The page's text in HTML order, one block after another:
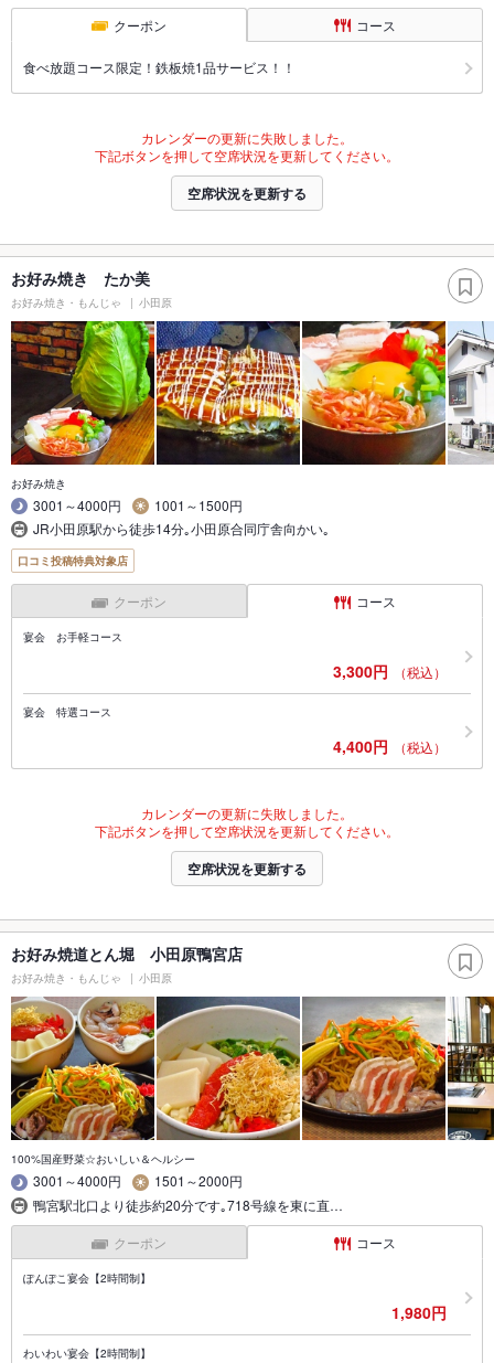
クーポン コース
食べ放題コース限定！鉄板焼1品サービス！！
カレンダーの更新に失敗しました。
下記ボタンを押して空席状況を更新してください。
空席状況を更新する
お好み焼き たか美
お好み焼き・もんじゃ 小田原
お好み焼き
3001～4000円
1001～1500円
JR小田原駅から徒歩14分｡小田原合同庁舎向かい｡
口コミ投稿特典対象店
クーポン コース
宴会 お手軽コース
3,300円 （税込）
宴会 特選コース
4,400円 （税込）
カレンダーの更新に失敗しました。
下記ボタンを押して空席状況を更新してください。
空席状況を更新する
お好み焼道とん堀 小田原鴨宮店
お好み焼き・もんじゃ 小田原
100%国産野菜☆おいしい＆ヘルシー
3001～4000円
1501～2000円
鴨宮駅北口より徒歩約20分です｡718号線を東に直…
クーポン コース
ぽんぽこ宴会【2時間制】
1,980円
わいわい宴会【2時間制】